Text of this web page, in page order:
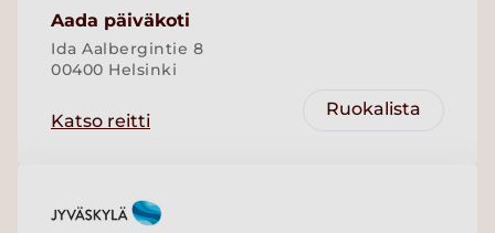
Aada päiväkoti
Ida Aalbergintie 8
00400 Helsinki
Katso reitti
Ruokalista